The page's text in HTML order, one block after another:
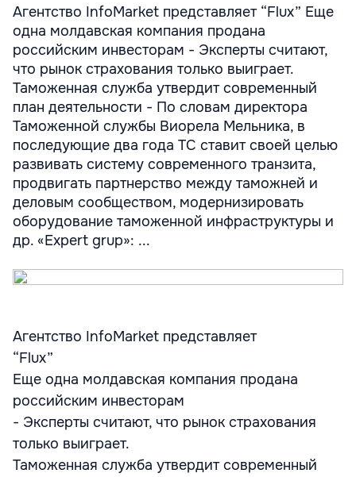
Агентство InfoMarket представляет “Flux” Еще
одна молдавская компания продана
российским инвесторам - Эксперты считают,
что рынок страхования только выиграет.
Таможенная служба утвердит современный
план деятельности - По словам директора
Таможенной службы Виорела Мельника, в
последующие два года ТС ставит своей целью
развивать систему современного транзита,
продвигать партнерство между таможней и
деловым сообществом, модернизировать
оборудование таможенной инфраструктуры и
др. «Expert grup»: ...
Агентство InfoMarket представляет
“Flux”
Еще одна молдавская компания продана
российским инвесторам
- Эксперты считают, что рынок страхования
только выиграет.
Таможенная служба утвердит современный